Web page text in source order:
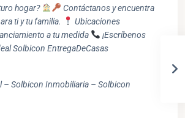
hogar?
Contáctanos y encuentra
ti y tu familia.
Ubicaciones
a tu medida
¡Escríbenos
Solbicon EntregaDeCasas
Solbicon Inmobiliaria – Solbicon